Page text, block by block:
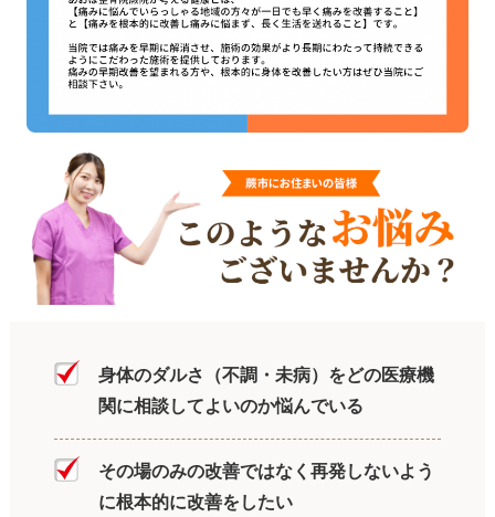
身体のダルさ（不調・未病）をどの医療機
関に相談してよいのか悩んでいる
その場のみの改善ではなく再発しないよう
に根本的に改善をしたい